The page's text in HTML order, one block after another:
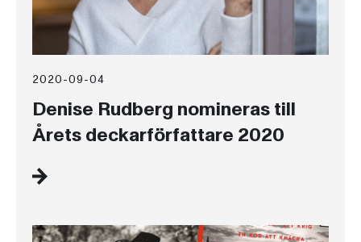
2020-09-04
Denise Rudberg nomineras till
Årets deckarförfattare 2020